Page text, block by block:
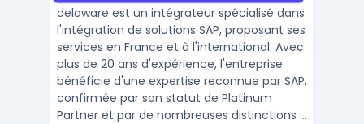
delaware est un intégrateur spécialisé dans
l'intégration de solutions SAP, proposant ses
services en France et à l'international. Avec
plus de 20 ans d'expérience, l'entreprise
bénéficie d'une expertise reconnue par SAP,
confirmée par son statut de Platinum
Partner et par de nombreuses distinctions ...